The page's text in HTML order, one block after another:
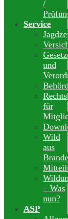
/
Service
und
für
Wild
aus
– Was
nun?
ASP